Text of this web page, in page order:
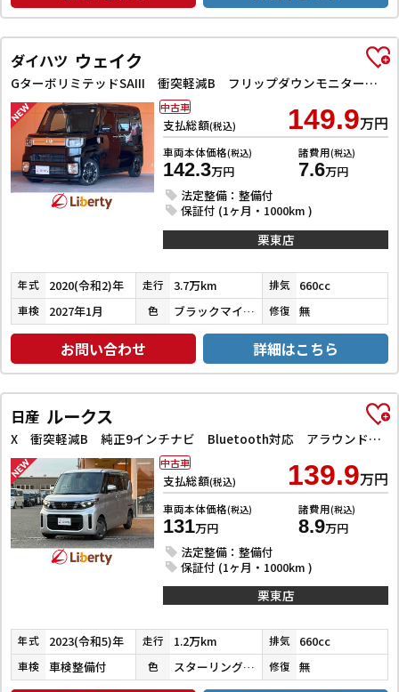
ダイハツ ウェイク
GターボリミテッドSAIII 衝突軽減B フリップダウンモニター 純正ナビ Bluetooth対応 パノラマモニター LEDヘッドライト 両側自動ドア フォグライト スマートキー プッシュスタート アイドリングストップ
支払総額(税込) 149.9万円
車両本体価格(税込)
142.3万円
諸費用(税込)
7.6万円
法定整備：整備付
保証付 (1ヶ月・1000km )
中古車
栗東店
年式 2020(令和2)年 走行 3.7万km 排気 660cc
車検 2027年1月 色 ブラックマイカメタリック 修復 無
お問い合わせ 詳細はこちら
日産 ルークス
X 衝突軽減B 純正9インチナビ Bluetooth対応 アラウンドビューモニター LEDヘッドライト 左パワースライドドア スマートキー プッシュスタート アイドリングストップ オートエアコン
支払総額(税込) 139.9万円
車両本体価格(税込)
131万円
諸費用(税込)
8.9万円
法定整備：整備付
保証付 (1ヶ月・1000km )
中古車
栗東店
年式 2023(令和5)年 走行 1.2万km 排気 660cc
車検 車検整備付 色 スターリングシルバーメタリック 修復 無